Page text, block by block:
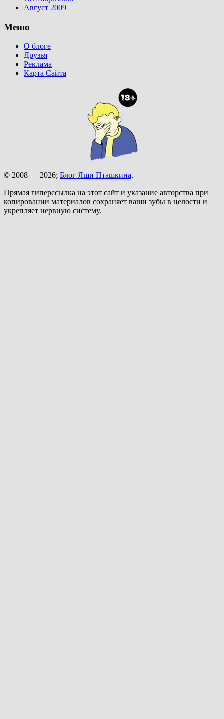
Август 2009
Меню
О блоге
Друзья
Реклама
Карта Сайта
© 2008 — 2026; Блог Яши Пташкина.
Прямая гиперссылка на этот сайт и указание авторства при
копировании материалов сохраняет ваши зубы в целости и
укрепляет нервную систему.